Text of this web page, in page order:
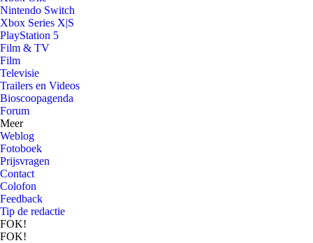
Nintendo Switch
Xbox Series X|S
PlayStation 5
Film & TV
Film
Televisie
Trailers en Videos
Bioscoopagenda
Forum
Meer
Weblog
Fotoboek
Prijsvragen
Contact
Colofon
Feedback
Tip de redactie
FOK!
FOK!